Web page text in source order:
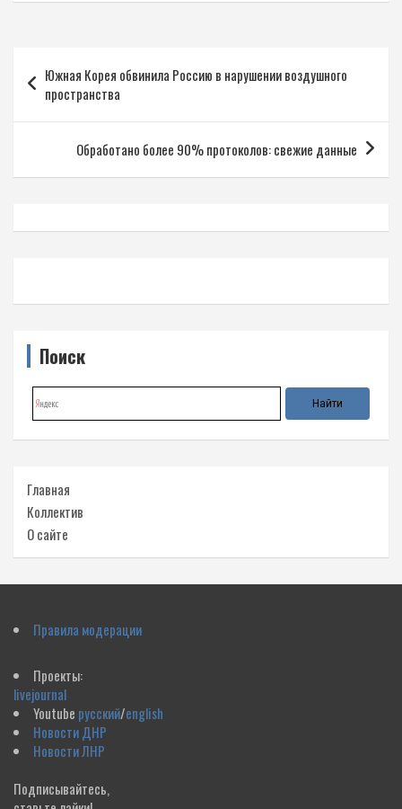
по
записям
Южная Корея обвинила Россию в нарушении воздушного
пространства
Обработано более 90% протоколов: свежие данные
Поиск
Главная
Коллектив
О сайте
Правила модерации
Проекты:
livejournal
Youtube русский/english
Новости ДНР
Новости ЛНР
Подписывайтесь,